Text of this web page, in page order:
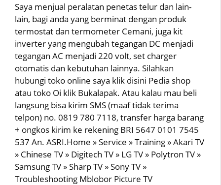
Saya menjual peralatan penetas telur dan lain-
lain, bagi anda yang berminat dengan produk
termostat dan termometer Cemani, juga kit
inverter yang mengubah tegangan DC menjadi
tegangan AC menjadi 220 volt, set charger
otomatis dan kebutuhan lainnya. Silahkan
hubungi toko online saya klik disini Pedia shop
atau toko Oi klik Bukalapak. Atau kalau mau beli
langsung bisa kirim SMS (maaf tidak terima
telpon) no. 0819 780 7118, transfer harga barang
+ ongkos kirim ke rekening BRI 5647 0101 7545
537 An. ASRI.Home » Service » Training » Akari TV
» Chinese TV » Digitech TV » LG TV » Polytron TV »
Samsung TV » Sharp TV » Sony TV »
Troubleshooting Mblobor Picture TV